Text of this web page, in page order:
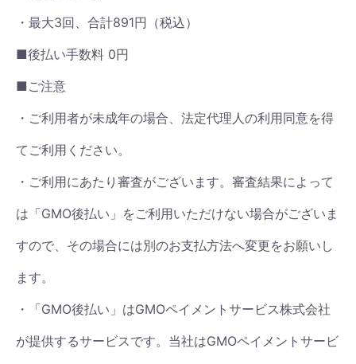
・最大3回、合計891円（税込）
■後払い手数料 0円
■ご注意
・ご利用者が未成年の場合、法定代理人の利用同意を得
てご利用ください。
・ご利用にあたり審査がございます。審査結果によって
は「GMO後払い」をご利用いただけない場合がございま
すので、その場合には別のお支払方法へ変更をお願いし
ます。
・「GMO後払い」はGMOペイメントサービス株式会社
が提供するサービスです。当社はGMOペイメントサービ